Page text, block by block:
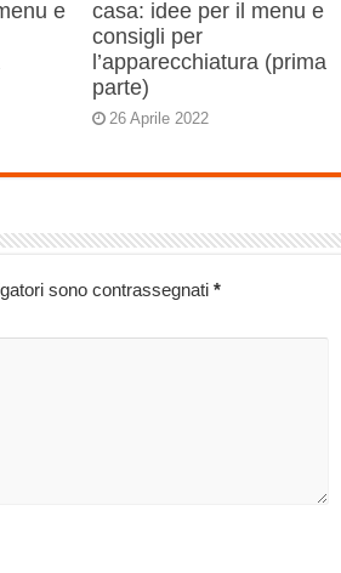
e
casa: idee per il menu e
consigli per
l’apparecchiatura (prima
parte)
26 Aprile 2022
sono contrassegnati *